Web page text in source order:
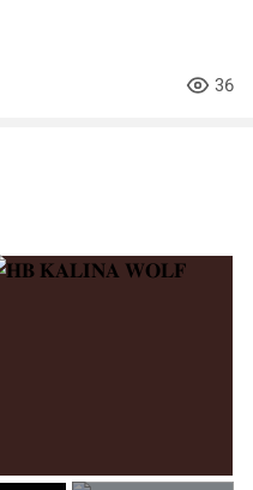
36